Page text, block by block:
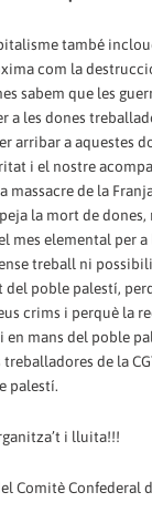
també
com la
sabem que les
a les dones
arribar a aquestes
i el nostre
massacre de la
la mort de dones,
mes elemental per
treball ni
poble palestí,
crims i perquè la
mans del poble
treballadores de la
palestí.
i lluita!!!
Comitè Confederal